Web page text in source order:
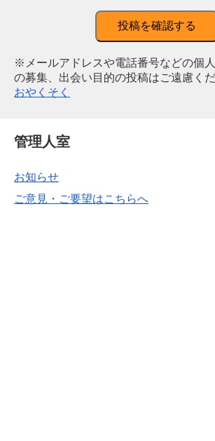
投稿を確認する
※メールアドレスや電話番号などの個
の募集、出会い目的の投稿はご遠慮く
おやくそく
管理人室
お知らせ
ご意見・ご要望はこちらへ